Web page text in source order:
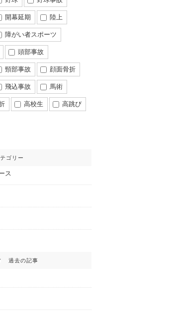
開幕延期
陸上
障がい者スポーツ
頭部事故
頸部事故
顔面骨折
飛込事故
馬術
高校生 高跳び
ゴリー
ス
過去の記事